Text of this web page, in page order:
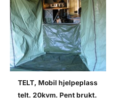
TELT, Mobil hjelpeplass
telt. 20kvm. Pent brukt.